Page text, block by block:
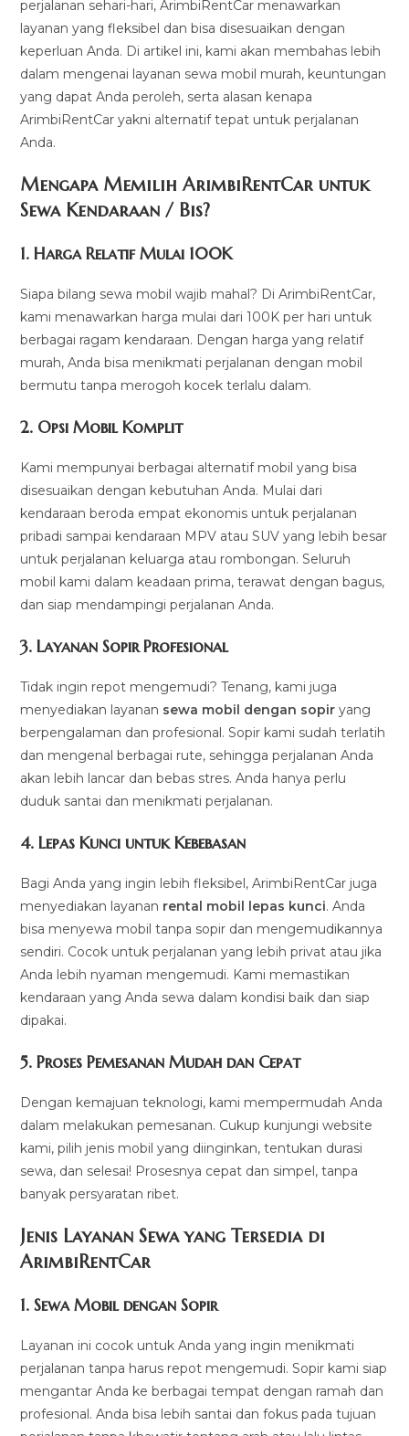
perjalanan sehari-hari, ArimbiRentCar menawarkan
layanan yang fleksibel dan bisa disesuaikan dengan
keperluan Anda. Di artikel ini, kami akan membahas lebih
dalam mengenai layanan sewa mobil murah, keuntungan
yang dapat Anda peroleh, serta alasan kenapa
ArimbiRentCar yakni alternatif tepat untuk perjalanan
Anda.
Mengapa Memilih ArimbiRentCar untuk
Sewa Kendaraan / Bis?
1.Harga Relatif Mulai 100K
Siapa bilang sewa mobil wajib mahal? Di ArimbiRentCar,
kami menawarkan harga mulai dari 100K per hari untuk
berbagai ragam kendaraan. Dengan harga yang relatif
murah, Anda bisa menikmati perjalanan dengan mobil
bermutu tanpa merogoh kocek terlalu dalam.
2. Opsi Mobil Komplit
Kami mempunyai berbagai alternatif mobil yang bisa
disesuaikan dengan kebutuhan Anda. Mulai dari
kendaraan beroda empat ekonomis untuk perjalanan
pribadi sampai kendaraan MPV atau SUV yang lebih besar
untuk perjalanan keluarga atau rombongan. Seluruh
mobil kami dalam keadaan prima, terawat dengan bagus,
dan siap mendampingi perjalanan Anda.
3.Layanan Sopir Profesional
Tidak ingin repot mengemudi? Tenang, kami juga
menyediakan layanan sewa mobil dengan sopir yang
berpengalaman dan profesional. Sopir kami sudah terlatih
dan mengenal berbagai rute, sehingga perjalanan Anda
akan lebih lancar dan bebas stres. Anda hanya perlu
duduk santai dan menikmati perjalanan.
4.Lepas Kunci untuk Kebebasan
Bagi Anda yang ingin lebih fleksibel, ArimbiRentCar juga
menyediakan layanan rental mobil lepas kunci. Anda
bisa menyewa mobil tanpa sopir dan mengemudikannya
sendiri. Cocok untuk perjalanan yang lebih privat atau jika
Anda lebih nyaman mengemudi. Kami memastikan
kendaraan yang Anda sewa dalam kondisi baik dan siap
dipakai.
5.Proses Pemesanan Mudah dan Cepat
Dengan kemajuan teknologi, kami mempermudah Anda
dalam melakukan pemesanan. Cukup kunjungi website
kami, pilih jenis mobil yang diinginkan, tentukan durasi
sewa, dan selesai! Prosesnya cepat dan simpel, tanpa
banyak persyaratan ribet.
Jenis Layanan Sewa yang Tersedia di
ArimbiRentCar
1.Sewa Mobil dengan Sopir
Layanan ini cocok untuk Anda yang ingin menikmati
perjalanan tanpa harus repot mengemudi. Sopir kami siap
mengantar Anda ke berbagai tempat dengan ramah dan
profesional. Anda bisa lebih santai dan fokus pada tujuan